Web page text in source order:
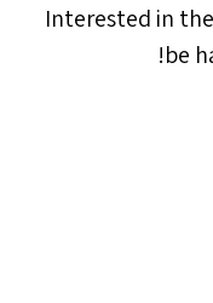
Interested in
be